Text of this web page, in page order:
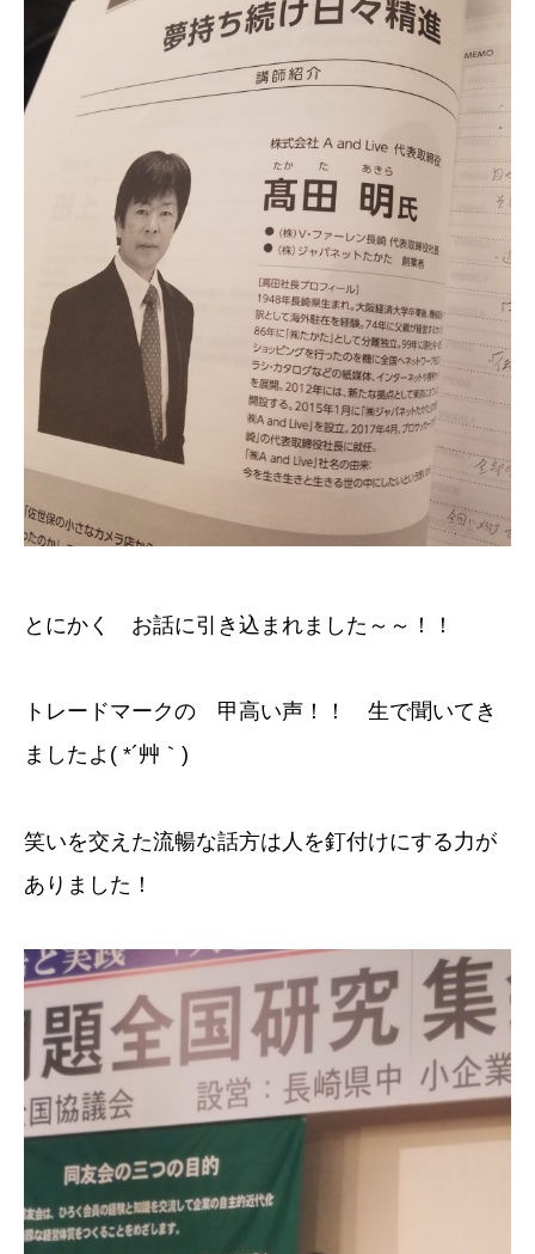
とにかく お話に引き込まれました～～！！
トレードマークの 甲高い声！！ 生で聞いてき
ましたよ( *´艸｀)
笑いを交えた流暢な話方は人を釘付けにする力が
ありました！